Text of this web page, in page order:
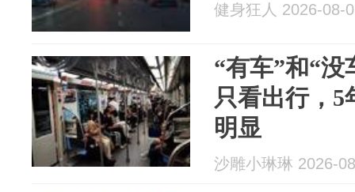
健身狂人 2026-08-
“有车”和“没
只看出行，5
明显
沙雕小琳琳 2026-